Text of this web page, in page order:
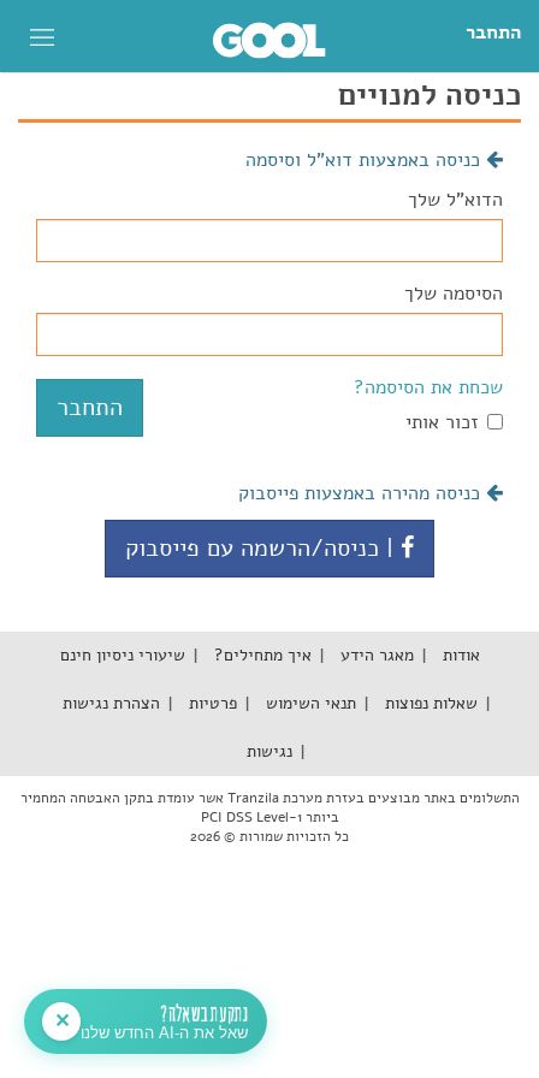
התחבר
כניסה למנויים
כניסה באמצעות דוא"ל וסיסמה
הדוא"ל שלך
הסיסמה שלך
שכחת את הסיסמה?
זכור אותי
כניסה מהירה באמצעות פייסבוק
| כניסה/הרשמה עם פייסבוק
אודות מאגר הידע איך מתחילים? שיעורי ניסיון חינם
שאלות נפוצות תנאי השימוש פרטיות הצהרת נגישות
נגישות
התשלומים באתר מבוצעים בעזרת מערכת Tranzila אשר עומדת בתקן האבטחה המחמיר
ביותר PCI DSS Level-1
כל הזכויות שמורות © 2026
נתקעת בשאלה?
שאל את ה-AI החדש שלנו
✕